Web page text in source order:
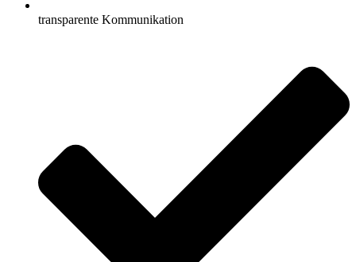
transparente Kommunikation